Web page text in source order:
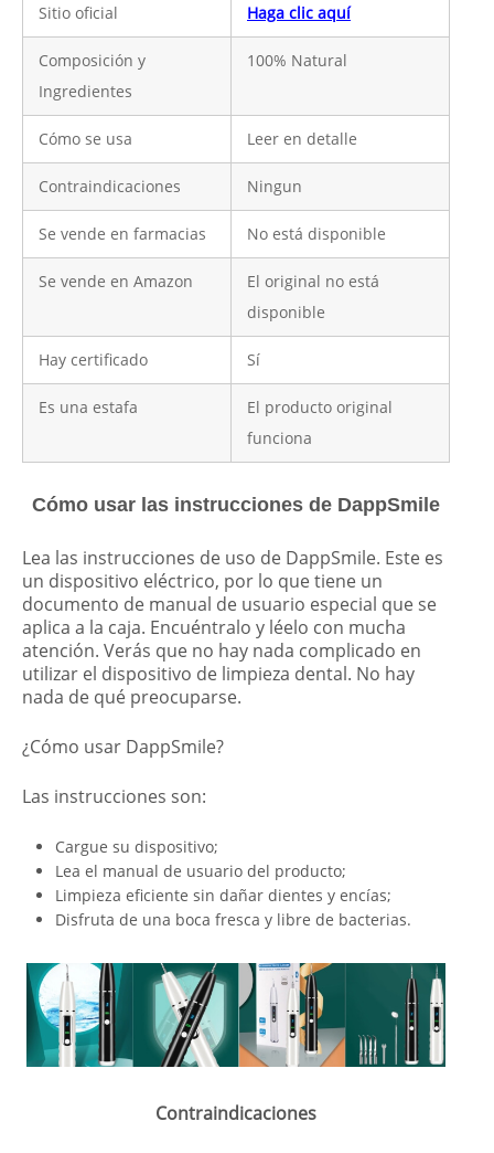
Sitio oficial Haga clic aquí
Composición y
Ingredientes
100% Natural
Cómo se usa Leer en detalle
Contraindicaciones Ningun
Se vende en farmacias No está disponible
Se vende en Amazon
El original no está
disponible
Hay certificado Sí
Es una estafa
El producto original
funciona
Cómo usar las instrucciones de DappSmile
Lea las instrucciones de uso de DappSmile. Este es
un dispositivo eléctrico, por lo que tiene un
documento de manual de usuario especial que se
aplica a la caja. Encuéntralo y léelo con mucha
atención. Verás que no hay nada complicado en
utilizar el dispositivo de limpieza dental. No hay
nada de qué preocuparse.
¿Cómo usar DappSmile?
Las instrucciones son:
Cargue su dispositivo;
Lea el manual de usuario del producto;
Limpieza eficiente sin dañar dientes y encías;
Disfruta de una boca fresca y libre de bacterias.
Contraindicaciones